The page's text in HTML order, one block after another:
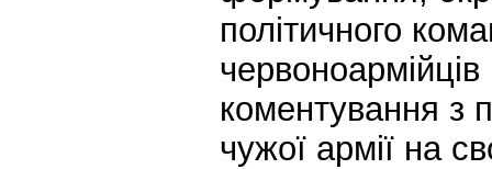
політичного
коментування з
чужої армії на